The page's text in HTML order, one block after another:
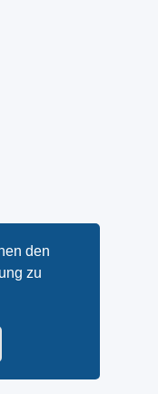
den
zu